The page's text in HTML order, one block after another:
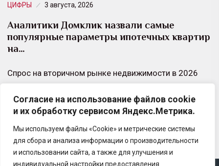
Согласие на использование файлов cookie
и их обработку сервисом Яндекс.Метрика.
Мы используем файлы «Cookie» и метрические системы
для сбора и анализа информации о производительности
и использовании сайта, а также для улучшения и
индивидуальной настройки предоставления
ЦИФРЫ 3 августа, 2026
Аналитики Домклик назвали самые
популярные параметры ипотечных квартир
на…
Спрос на вторичном рынке недвижимости в 2026
году получил новый импульс за счёт смягчения
денежно-кредитной политики и роста доступности
рыночных ипотечных…